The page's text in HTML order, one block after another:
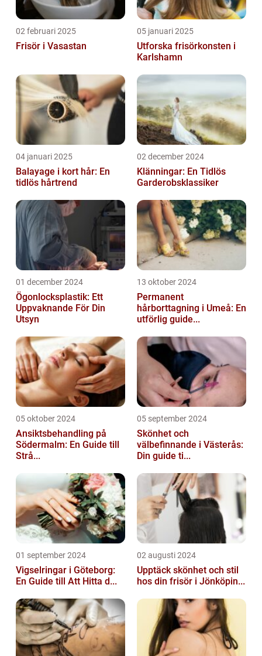
02 februari 2025
Frisör i Vasastan
05 januari 2025
Utforska frisörkonsten i
Karlshamn
04 januari 2025
Balayage i kort hår: En
tidlös hårtrend
02 december 2024
Klänningar: En Tidlös
Garderobsklassiker
01 december 2024
Ögonlocksplastik: Ett
Uppvaknande För Din
Utsyn
13 oktober 2024
Permanent
hårborttagning i Umeå: En
utförlig guide...
05 oktober 2024
Ansiktsbehandling på
Södermalm: En Guide till
Strå...
05 september 2024
Skönhet och
välbefinnande i Västerås:
Din guide ti...
01 september 2024
Vigselringar i Göteborg:
En Guide till Att Hitta d...
02 augusti 2024
Upptäck skönhet och stil
hos din frisör i Jönköpin...